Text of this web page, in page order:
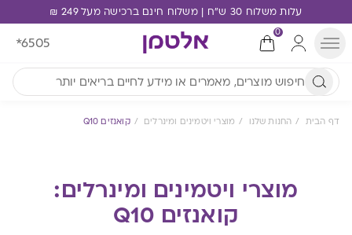
עלות משלוח 30 ש"ח | משלוח חינם ברכישה מעל 249 ₪
0
*6505
דף הבית החנות שלנו מוצרי ויטמינים ומינרלים קואנזים Q10
מוצרי ויטמינים ומינרלים:
קואנזים Q10